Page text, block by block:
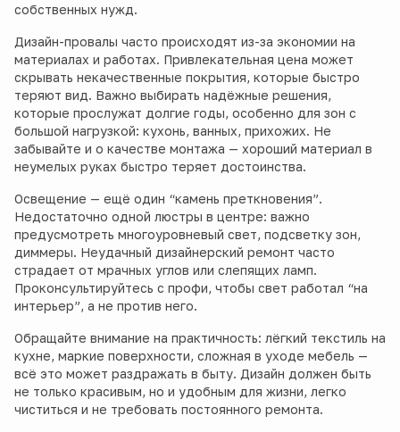
собственных нужд.
Дизайн-провалы часто происходят из-за экономии на
материалах и работах. Привлекательная цена может
скрывать некачественные покрытия, которые быстро
теряют вид. Важно выбирать надёжные решения,
которые прослужат долгие годы, особенно для зон с
большой нагрузкой: кухонь, ванных, прихожих. Не
забывайте и о качестве монтажа — хороший материал в
неумелых руках быстро теряет достоинства.
Освещение — ещё один “камень преткновения”.
Недостаточно одной люстры в центре: важно
предусмотреть многоуровневый свет, подсветку зон,
диммеры. Неудачный дизайнерский ремонт часто
страдает от мрачных углов или слепящих ламп.
Проконсультируйтесь с профи, чтобы свет работал “на
интерьер”, а не против него.
Обращайте внимание на практичность: лёгкий текстиль на
кухне, маркие поверхности, сложная в уходе мебель —
всё это может раздражать в быту. Дизайн должен быть
не только красивым, но и удобным для жизни, легко
чиститься и не требовать постоянного ремонта.